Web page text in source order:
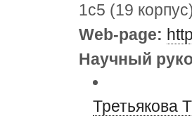
1с5 (19
Web-page:
Научный
Третьякова